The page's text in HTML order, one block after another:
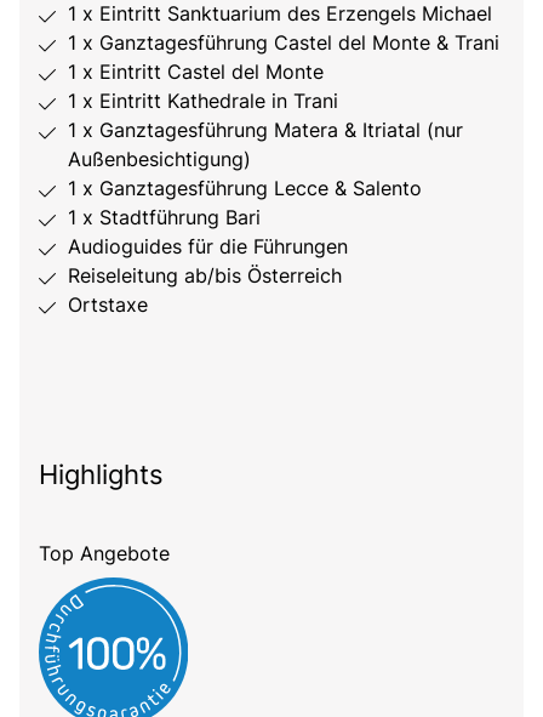
1 x Eintritt Sanktuarium des Erzengels Michael
1 x Ganztagesführung Castel del Monte & Trani
1 x Eintritt Castel del Monte
1 x Eintritt Kathedrale in Trani
1 x Ganztagesführung Matera & Itriatal (nur
Außenbesichtigung)
1 x Ganztagesführung Lecce & Salento
1 x Stadtführung Bari
Audioguides für die Führungen
Reiseleitung ab/bis Österreich
Ortstaxe
Highlights
Top Angebote